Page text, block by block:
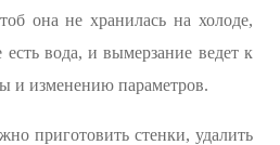
она не хранилась на холоде,
есть вода, и вымерзание ведет к
и изменению параметров.
приготовить стенки, удалить